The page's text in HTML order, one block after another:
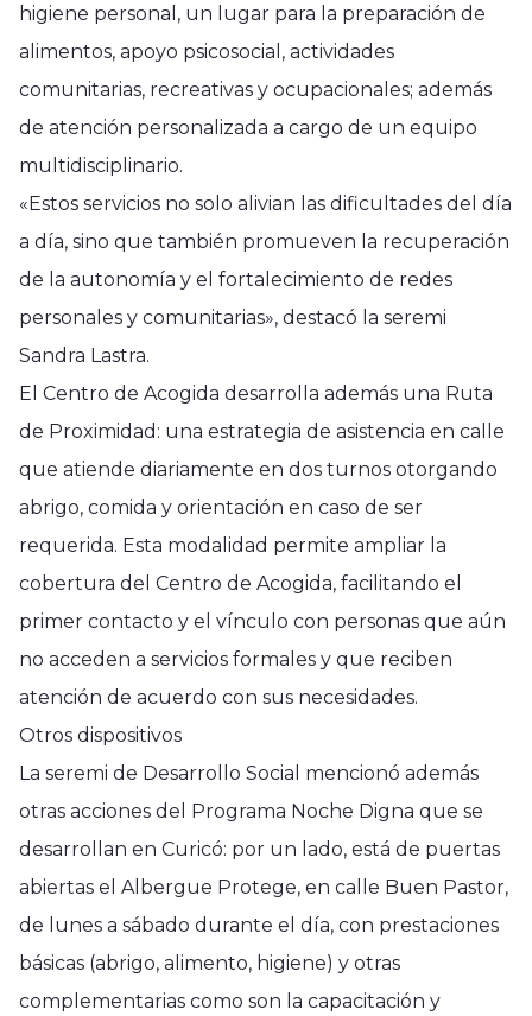
higiene personal, un lugar para la preparación de
alimentos, apoyo psicosocial, actividades
comunitarias, recreativas y ocupacionales; además
de atención personalizada a cargo de un equipo
multidisciplinario.
«Estos servicios no solo alivian las dificultades del día
a día, sino que también promueven la recuperación
de la autonomía y el fortalecimiento de redes
personales y comunitarias», destacó la seremi
Sandra Lastra.
El Centro de Acogida desarrolla además una Ruta
de Proximidad: una estrategia de asistencia en calle
que atiende diariamente en dos turnos otorgando
abrigo, comida y orientación en caso de ser
requerida. Esta modalidad permite ampliar la
cobertura del Centro de Acogida, facilitando el
primer contacto y el vínculo con personas que aún
no acceden a servicios formales y que reciben
atención de acuerdo con sus necesidades.
Otros dispositivos
La seremi de Desarrollo Social mencionó además
otras acciones del Programa Noche Digna que se
desarrollan en Curicó: por un lado, está de puertas
abiertas el Albergue Protege, en calle Buen Pastor,
de lunes a sábado durante el día, con prestaciones
básicas (abrigo, alimento, higiene) y otras
complementarias como son la capacitación y